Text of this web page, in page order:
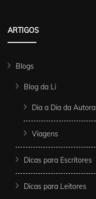
ARTIGOS
Blogs
Blog da Li
Dia a Dia da Autora
Viagens
Dicas para Escritores
Dicas para Leitores